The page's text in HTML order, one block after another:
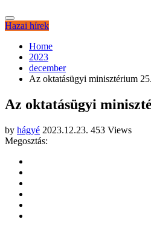
Hazai hírek
Home
2023
december
Az oktatásügyi minisztérium
Az oktatásügyi
by hágyé 2023.12.23. 453 Views
Megosztás: